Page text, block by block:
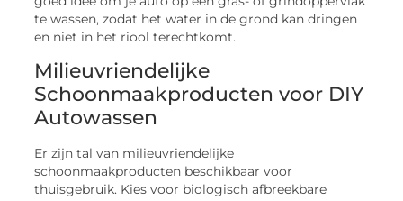
te wassen, zodat het water in de grond kan dringen
en niet in het riool terechtkomt.
Milieuvriendelijke
Schoonmaakproducten voor DIY
Autowassen
Er zijn tal van milieuvriendelijke
schoonmaakproducten beschikbaar voor
thuisgebruik. Kies voor biologisch afbreekbare